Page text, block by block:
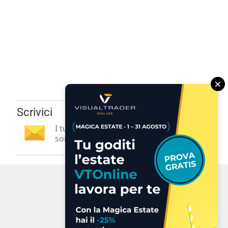
Scrivici
I tuoi suggerimenti per noi
sono preziosi e molto utili! »
×